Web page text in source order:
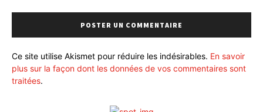
Ce site utilise Akismet pour réduire les indésirables. En savoir
plus sur la façon dont les données de vos commentaires sont
traitées.